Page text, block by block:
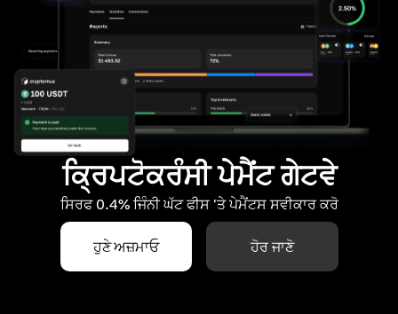
ਕ੍ਰਿਪਟੋਕਰੰਸੀ ਪੇਮੈਂਟ ਗੇਟਵੇ
ਸਿਰਫ 0.4% ਜਿੰਨੀ ਘੱਟ ਫੀਸ 'ਤੇ ਪੇਮੈਂਟਸ ਸਵੀਕਾਰ ਕਰੋ
ਹੁਣੇ ਅਜ਼ਮਾਓ ਹੋਰ ਜਾਣੋ